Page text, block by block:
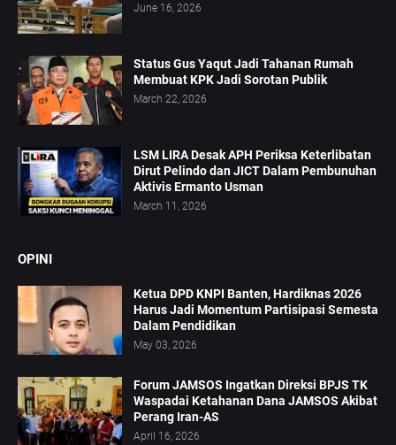
June 16, 2026
Status Gus Yaqut Jadi Tahanan Rumah
Membuat KPK Jadi Sorotan Publik
March 22, 2026
LSM LIRA Desak APH Periksa Keterlibatan
Dirut Pelindo dan JICT Dalam Pembunuhan
Aktivis Ermanto Usman
March 11, 2026
OPINI
Ketua DPD KNPI Banten, Hardiknas 2026
Harus Jadi Momentum Partisipasi Semesta
Dalam Pendidikan
May 03, 2026
Forum JAMSOS Ingatkan Direksi BPJS TK
Waspadai Ketahanan Dana JAMSOS Akibat
Perang Iran-AS
April 16, 2026